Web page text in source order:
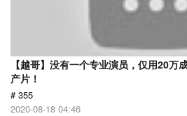
【越哥】没有一个专业演员，仅用20万
产片！
# 355
2020-08-18 04:46